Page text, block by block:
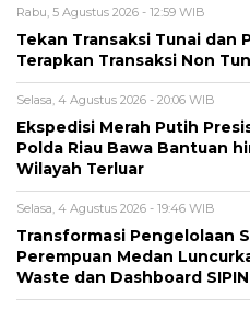
Rabu, 5 Agustus 2026 - 12:59 WIB
Tekan Transaksi Tunai dan
Terapkan Transaksi Non
Selasa, 4 Agustus 2026 - 20:06 WIB
Ekspedisi Merah Putih
Polda Riau Bawa Bantuan
Wilayah Terluar
Selasa, 4 Agustus 2026 - 19:46 WIB
Transformasi Pengelolaan
Perempuan Medan
Waste dan Dashboard